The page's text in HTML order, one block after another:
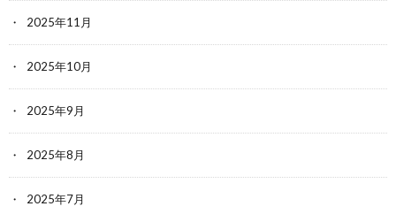
2025年11月
2025年10月
2025年9月
2025年8月
2025年7月